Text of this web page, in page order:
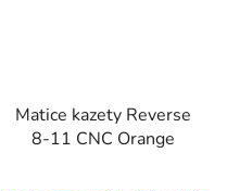
Matice kazety Reverse
8-11 CNC Orange